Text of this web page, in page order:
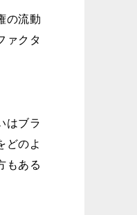
の流動
ァクタ
はブラ
どのよ
もある